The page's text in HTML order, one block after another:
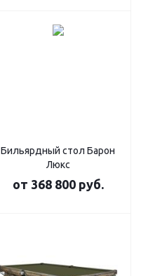
Бильярдный стол Барон
Люкс
от 368 800 руб.